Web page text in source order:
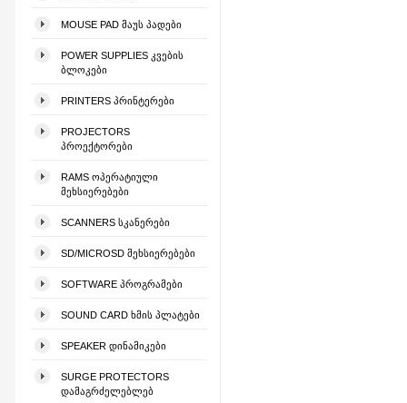
MOUSE PAD ᲛᲐᲣᲡ ᲞᲐᲓᲔᲑᲘ
POWER SUPPLIES ᲙᲕᲔᲑᲘᲡ
ᲑᲚᲝᲙᲔᲑᲘ
PRINTERS ᲞᲠᲘᲜᲢᲔᲠᲔᲑᲘ
PROJECTORS
ᲞᲠᲝᲔᲥᲢᲝᲠᲔᲑᲘ
RAMS ᲝᲞᲔᲠᲐᲢᲘᲣᲚᲘ
ᲛᲔᲮᲡᲘᲔᲠᲔᲑᲔᲑᲘ
SCANNERS ᲡᲙᲐᲜᲔᲠᲔᲑᲘ
SD/MICROSD ᲛᲔᲮᲡᲘᲔᲠᲔᲑᲔᲑᲘ
SOFTWARE ᲞᲠᲝᲒᲠᲐᲛᲔᲑᲘ
SOUND CARD ᲮᲛᲘᲡ ᲞᲚᲐᲢᲔᲑᲘ
SPEAKER ᲓᲘᲜᲐᲛᲘᲙᲔᲑᲘ
SURGE PROTECTORS
ᲓᲐᲛᲐᲒᲠᲫᲔᲚᲔᲑᲚᲔᲑ